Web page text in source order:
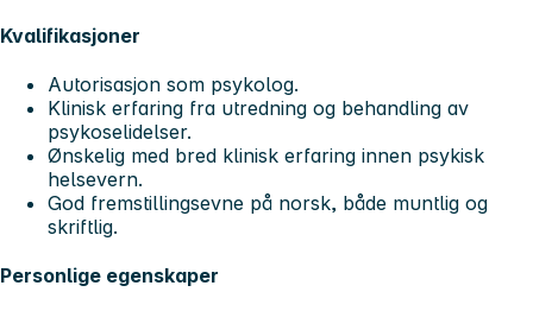
Kvalifikasjoner
Autorisasjon som psykolog.
Klinisk erfaring fra utredning og behandling av
psykoselidelser.
Ønskelig med bred klinisk erfaring innen psykisk
helsevern.
God fremstillingsevne på norsk, både muntlig og
skriftlig.
Personlige egenskaper